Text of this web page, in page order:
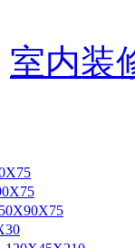
室内装